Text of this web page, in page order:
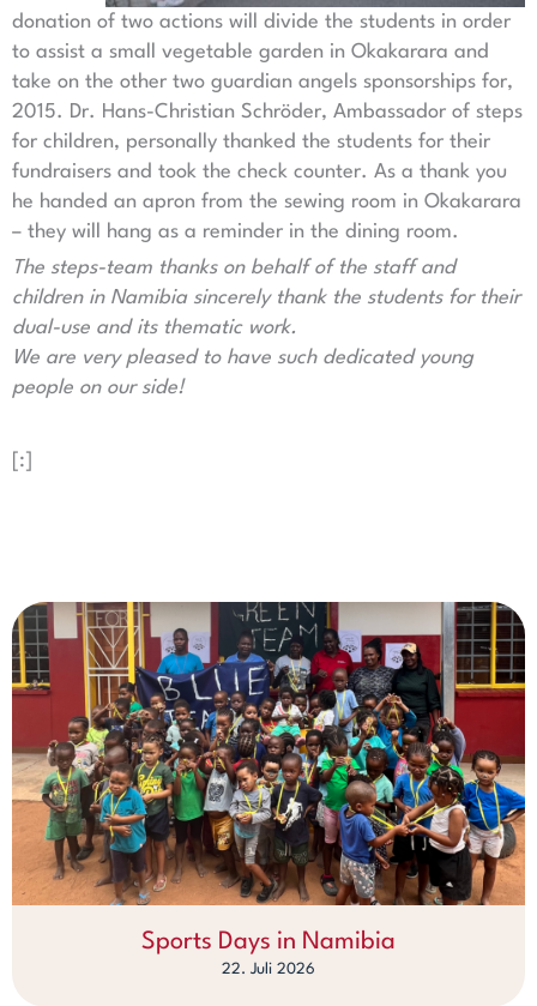
donation of two actions will divide the students in order
to assist a small vegetable garden in Okakarara and
take on the other two guardian angels sponsorships for,
2015. Dr. Hans-Christian Schröder, Ambassador of steps
for children, personally thanked the students for their
fundraisers and took the check counter. As a thank you
he handed an apron from the sewing room in Okakarara
– they will hang as a reminder in the dining room.
The steps-team thanks on behalf of the staff and
children in Namibia sincerely thank the students for their
dual-use and its thematic work.
We are very pleased to have such dedicated young
people on our side!
[:]
Sports Days in Namibia
22. Juli 2026